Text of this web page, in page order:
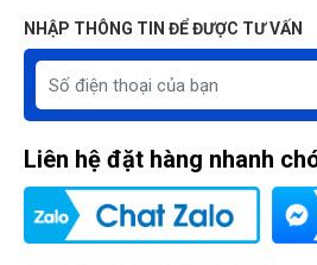
NHẬP THÔNG TIN ĐỂ ĐƯỢC TƯ VẤN
Liên hệ đặt hàng nhanh